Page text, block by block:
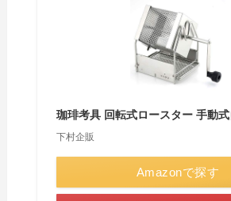
珈琲考具 回転式ロースター 手動
下村企販
Amazonで探す